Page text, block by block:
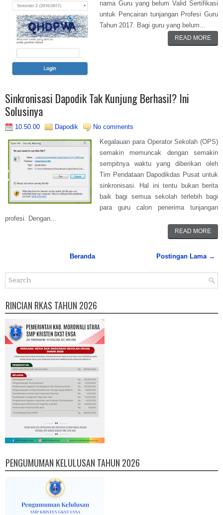
nama Guru yang belum Valid Sertifikasi
untuk Pencairan tunjangan Profesi Guru
Tahun 2017. Bagi guru yang belum...
READ MORE
Sinkronisasi Dapodik Tak Kunjung Berhasil? Ini
Solusinya
10.50.00 Dapodik
No comments
Kegalauan para Operator Sekolah (OPS)
semakin memuncak dengan semakin
sempitnya waktu yang diberikan oleh
Tim Pendataan Dapodikdas Pusat untuk
sinkronisasi. Hal ini tentu bukan berita
baik bagi semua sekolah terlebih bagi
para guru calon penerima tunjangan
profesi. Dengan...
READ MORE
Postingan Lama →
Beranda
RINCIAN RKAS TAHUN 2026
PENGUMUMAN KELULUSAN TAHUN 2026